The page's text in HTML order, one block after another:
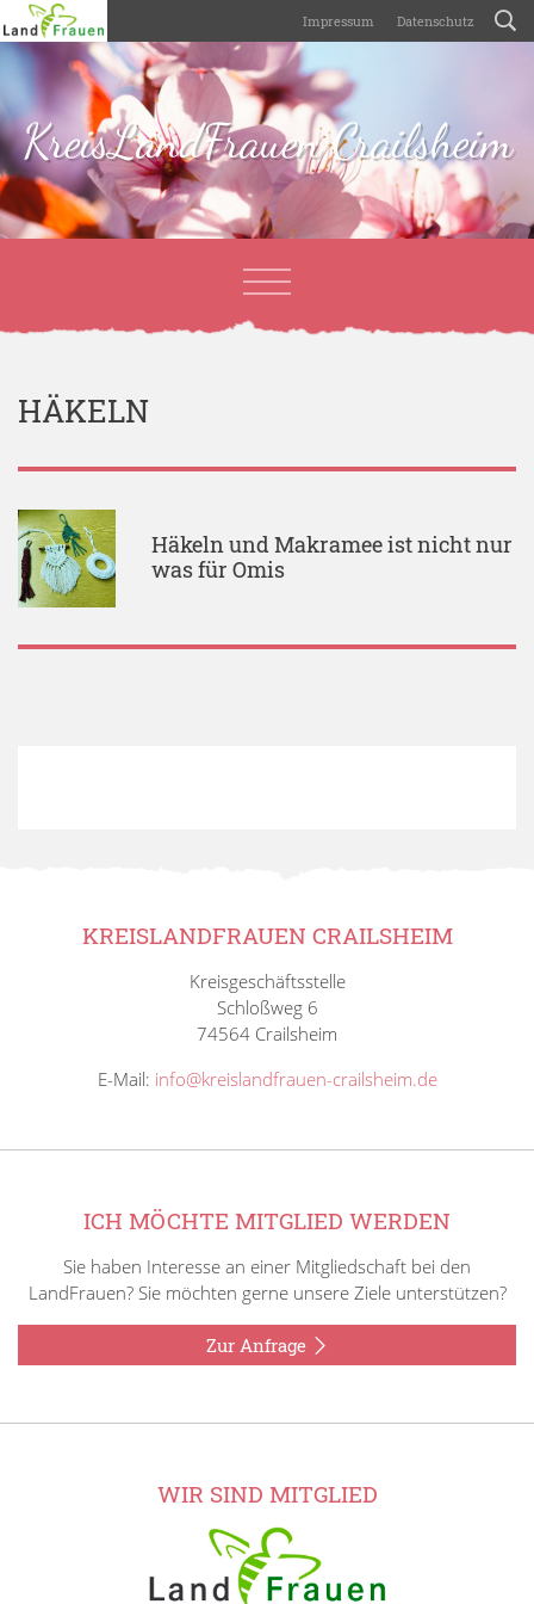
Impressum Datenschutz
KreisLandFrauen Crailsheim
HÄKELN
Häkeln und Makramee ist nicht nur
was für Omis
KREISLANDFRAUEN CRAILSHEIM
Kreisgeschäftsstelle
Schloßweg 6
74564 Crailsheim
E-Mail: info@kreislandfrauen-crailsheim.de
ICH MÖCHTE MITGLIED WERDEN
Sie haben Interesse an einer Mitgliedschaft bei den
LandFrauen? Sie möchten gerne unsere Ziele unterstützen?
Zur Anfrage
WIR SIND MITGLIED